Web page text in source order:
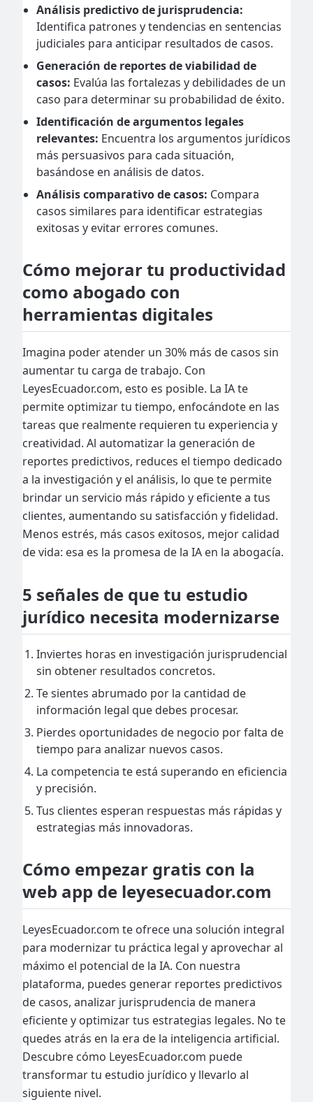
Análisis predictivo de jurisprudencia:
Identifica patrones y tendencias en sentencias
judiciales para anticipar resultados de casos.
Generación de reportes de viabilidad de
casos: Evalúa las fortalezas y debilidades de un
caso para determinar su probabilidad de éxito.
Identificación de argumentos legales
relevantes: Encuentra los argumentos jurídicos
más persuasivos para cada situación,
basándose en análisis de datos.
Análisis comparativo de casos: Compara
casos similares para identificar estrategias
exitosas y evitar errores comunes.
Cómo mejorar tu productividad
como abogado con
herramientas digitales
Imagina poder atender un 30% más de casos sin
aumentar tu carga de trabajo. Con
LeyesEcuador.com, esto es posible. La IA te
permite optimizar tu tiempo, enfocándote en las
tareas que realmente requieren tu experiencia y
creatividad. Al automatizar la generación de
reportes predictivos, reduces el tiempo dedicado
a la investigación y el análisis, lo que te permite
brindar un servicio más rápido y eficiente a tus
clientes, aumentando su satisfacción y fidelidad.
Menos estrés, más casos exitosos, mejor calidad
de vida: esa es la promesa de la IA en la abogacía.
5 señales de que tu estudio
jurídico necesita modernizarse
Inviertes horas en investigación jurisprudencial
sin obtener resultados concretos.
Te sientes abrumado por la cantidad de
información legal que debes procesar.
Pierdes oportunidades de negocio por falta de
tiempo para analizar nuevos casos.
La competencia te está superando en eficiencia
y precisión.
Tus clientes esperan respuestas más rápidas y
estrategias más innovadoras.
Cómo empezar gratis con la
web app de leyesecuador.com
LeyesEcuador.com te ofrece una solución integral
para modernizar tu práctica legal y aprovechar al
máximo el potencial de la IA. Con nuestra
plataforma, puedes generar reportes predictivos
de casos, analizar jurisprudencia de manera
eficiente y optimizar tus estrategias legales. No te
quedes atrás en la era de la inteligencia artificial.
Descubre cómo LeyesEcuador.com puede
transformar tu estudio jurídico y llevarlo al
siguiente nivel.